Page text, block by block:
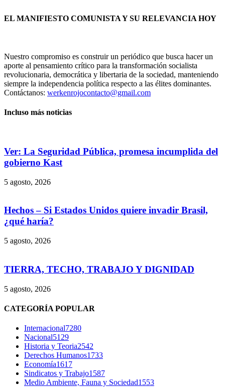
EL MANIFIESTO COMUNISTA Y SU RELEVANCIA HOY
Nuestro compromiso es construir un periódico que busca hacer un
aporte al pensamiento crítico para la transformación socialista
revolucionaria, democrática y libertaria de la sociedad, manteniendo
siempre la independencia política respecto a las élites dominantes.
Contáctanos: werkenrojocontacto@gmail.com
Incluso más noticias
Ver: La Seguridad Pública, promesa incumplida del
gobierno Kast
5 agosto, 2026
Hechos – Si Estados Unidos quiere invadir Brasil,
¿qué haría?
5 agosto, 2026
TIERRA, TECHO, TRABAJO Y DIGNIDAD
5 agosto, 2026
CATEGORÍA POPULAR
Internacional7280
Nacional5129
Historia y Teoria2542
Derechos Humanos1733
Economía1617
Sindicatos y Trabajo1587
Medio Ambiente, Fauna y Sociedad1553